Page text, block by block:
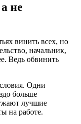
не
винить всех, но
начальник,
Ведь обвинить
Одни
больше
лучшие
на работе.